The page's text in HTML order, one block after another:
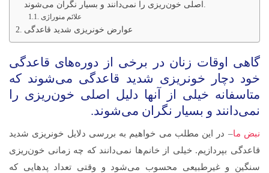
اصلی خون‌ریزی را نمی‌دانند و بسیار نگران می‌شوند.
علائم منوراژی
عوارض خونریزی شدید قاعدگی
گاهی اوقات زنان در برخی از دوره‌های قاعدگی
خود دچار خونریزی شدید قاعدگی می‌شوند که
متاسفانه خیلی از آنها دلیل اصلی خون‌ریزی را
نمی‌دانند و بسیار نگران می‌شوند.
نبض ما– در این مطلب می خواهیم به بررسی دلایل خونریزی شدید
قاعدگی بپردازیم. خیلی از خانم‌ها نمی‌دانند که چه زمانی خون‌ریزی
سنگین و غیرطبیعی محسوب می‌شود و وقتی تعداد پدهایی که